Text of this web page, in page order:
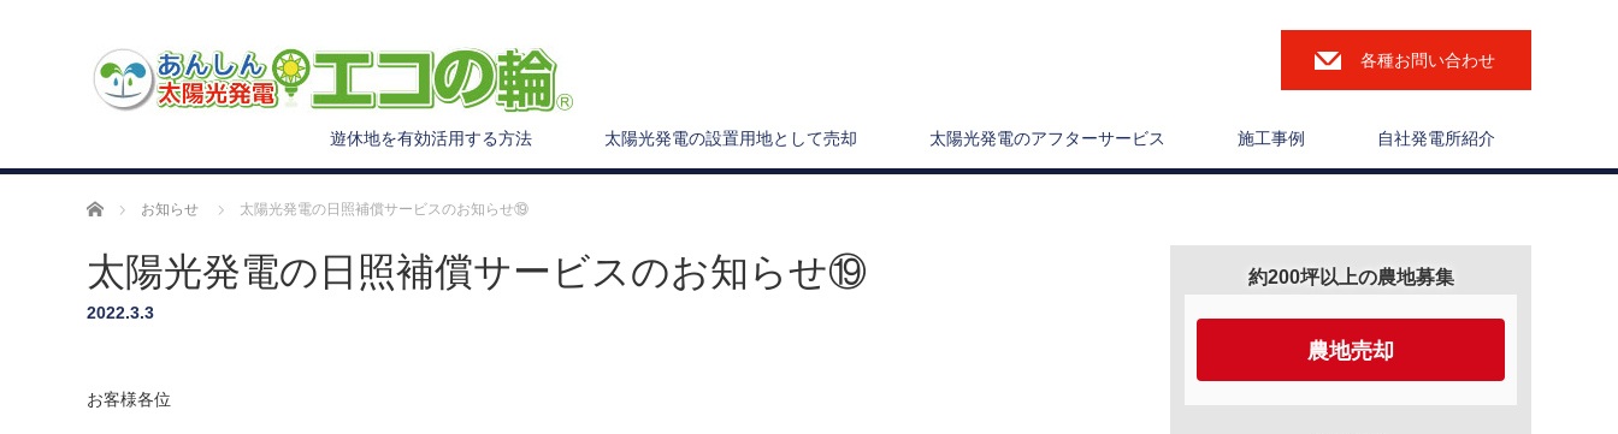
各種お問い合わせ
遊休地を有効活用する方法 太陽光発電の設置用地として売却 太陽光発電のアフターサービス 施工事例 自社発電所紹介
ホーム お知らせ 太陽光発電の日照補償サービスのお知らせ⑲
太陽光発電の日照補償サービスのお知らせ⑲
2022.3.3
お客様各位
約200坪以上の農地募集
農地売却